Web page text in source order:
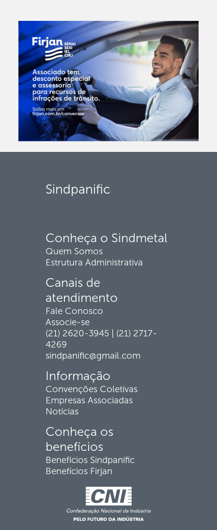
Sindpanific
Conheça o Sindmetal
Quem Somos
Estrutura Administrativa
Canais de
atendimento
Fale Conosco
Associe-se
(21) 2620-3945 | (21) 2717-
4269
sindpanific@gmail.com
Informação
Convenções Coletivas
Empresas Associadas
Notícias
Conheça os
benefícios
Benefícios Sindpanific
Benefícios Firjan